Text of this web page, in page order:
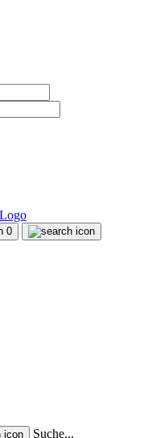
0
Suche...